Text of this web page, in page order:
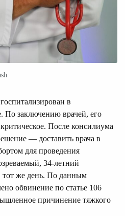
в
По заключению врачей, его
После консилиума
— доставить врача в
для проведения
34-летний
тот же день. По данным
обвинение по статье 106
причинение тяжкого